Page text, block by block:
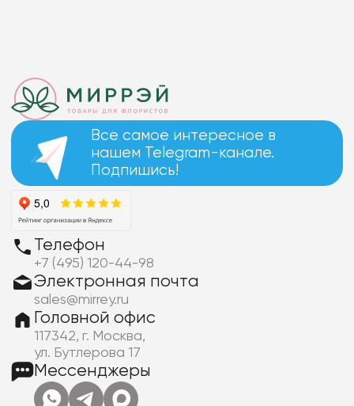
Все самое интересное в
нашем Telegram-канале.
Подпишись!
Телефон
+7 (495) 120-44-98
Электронная почта
sales@mirrey.ru
Головной офис
117342, г. Москва,
ул. Бутлерова 17
Мессенджеры